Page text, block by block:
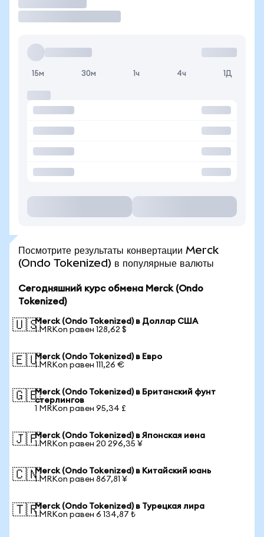
15м 30м 1ч 4ч 1Д
Посмотрите результаты конвертации Merck
(Ondo Tokenized) в популярные валюты
Сегодняшний курс обмена Merck (Ondo
Tokenized)
🇺🇸Merck (Ondo Tokenized) в Доллар США
1 MRKon равен 128,62 $
🇪🇺Merck (Ondo Tokenized) в Евро
1 MRKon равен 111,26 €
🇬🇧Merck (Ondo Tokenized) в Британский фунт
стерлингов
1 MRKon равен 95,34 £
🇯🇵Merck (Ondo Tokenized) в Японская иена
1 MRKon равен 20 296,35 ¥
🇨🇳Merck (Ondo Tokenized) в Китайский юань
1 MRKon равен 867,81 ¥
🇹🇷Merck (Ondo Tokenized) в Турецкая лира
1 MRKon равен 6 134,87 ₺